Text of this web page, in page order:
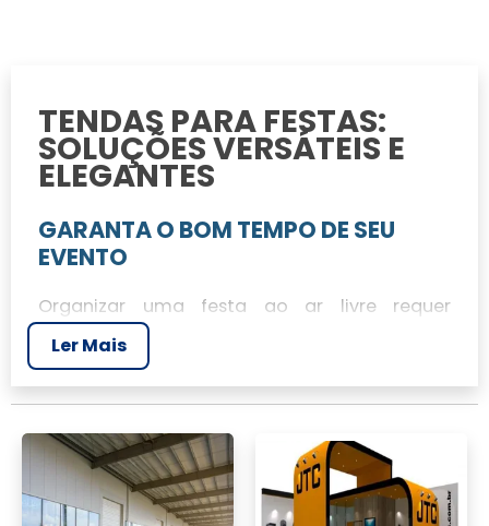
TENDAS PARA FESTAS:
SOLUÇÕES VERSÁTEIS E
ELEGANTES
GARANTA O BOM TEMPO DE SEU
EVENTO
Organizar uma festa ao ar livre requer
atenção especial ao clima. Com o aluguel de
tendas para festas, você garante que seu
evento aconteça sem imprevistos. A JR
elegante, proporcionando segurança e
conforto.
Ler Mais